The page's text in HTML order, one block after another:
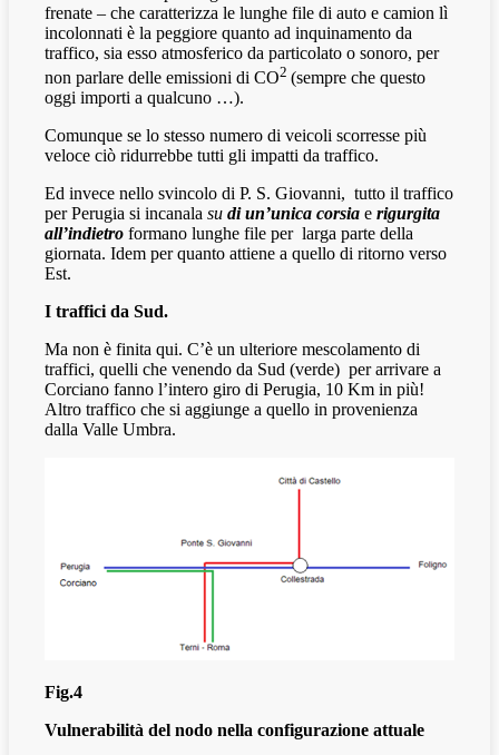
frenate – che caratterizza le lunghe file di auto e camion lì
incolonnati è la peggiore quanto ad inquinamento da
traffico, sia esso atmosferico da particolato o sonoro, per
non parlare delle emissioni di CO2 (sempre che questo
oggi importi a qualcuno …).
Comunque se lo stesso numero di veicoli scorresse più
veloce ciò ridurrebbe tutti gli impatti da traffico.
Ed invece nello svincolo di P. S. Giovanni, tutto il traffico
per Perugia si incanala su di un’unica corsia e rigurgita
all’indietro formano lunghe file per larga parte della
giornata. Idem per quanto attiene a quello di ritorno verso
Est.
I traffici da Sud.
Ma non è finita qui. C’è un ulteriore mescolamento di
traffici, quelli che venendo da Sud (verde) per arrivare a
Corciano fanno l’intero giro di Perugia, 10 Km in più!
Altro traffico che si aggiunge a quello in provenienza
dalla Valle Umbra.
Fig.4
Vulnerabilità del nodo nella configurazione attuale